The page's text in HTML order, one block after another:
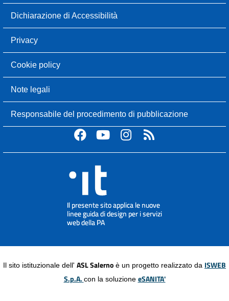
Dichiarazione di Accessibilità
Privacy
Cookie policy
Note legali
Responsabile del procedimento di pubblicazione
Il sito istituzionale dell' ASL Salerno è un progetto realizzato da ISWEB
S.p.A. con la soluzione eSANITA'